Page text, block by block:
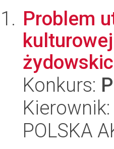
Problem
Konkurs:
POLSKA